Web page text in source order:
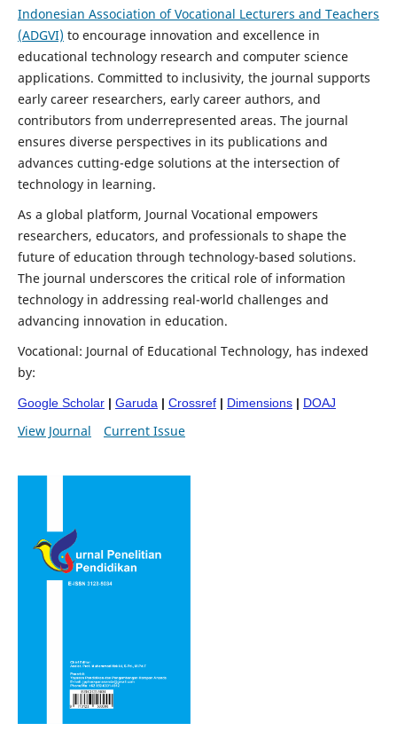
Indonesian Association of Vocational Lecturers and Teachers
(ADGVI) to encourage innovation and excellence in
educational technology research and computer science
applications. Committed to inclusivity, the journal supports
early career researchers, early career authors, and
contributors from underrepresented areas. The journal
ensures diverse perspectives in its publications and
advances cutting-edge solutions at the intersection of
technology in learning.
As a global platform, Journal Vocational empowers
researchers, educators, and professionals to shape the
future of education through technology-based solutions.
The journal underscores the critical role of information
technology in addressing real-world challenges and
advancing innovation in education.
Vocational: Journal of Educational Technology, has indexed
by:
Google Scholar | Garuda | Crossref| Dimensions| DOAJ
View Journal Current Issue